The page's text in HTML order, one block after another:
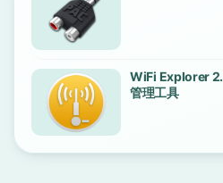
WiFi Explorer
管理工具